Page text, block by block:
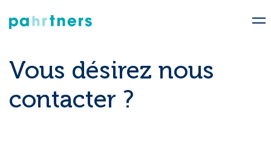
Vous désirez nous
contacter ?